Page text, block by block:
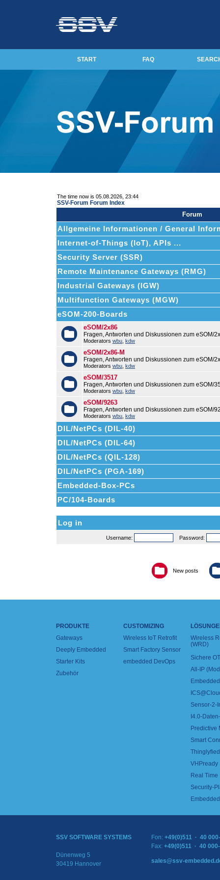
START FAQ
The time now is 05.08.2026, 23:44
SSV-Forum Forum Index
Forum
Allgemeine Informationen / General
Internet-of-Things (IoT), APIs ...
Security Server (SSR)
Remote Maintenance Gateways (RMG)
Industrial Gateways (IGW)
Multifunction Gateways (MGW)
eSOM-200-Boards
eSOM/2x86
Fragen, Antworten und Diskussionen zum eSOM/
Moderators wbu kdw
eSOM/2x86-M
Fragen, Antworten und Diskussionen zum eSOM/
Moderators wbu kdw
eSOM/3517
Fragen, Antworten und Diskussionen zum eSOM/
Moderators wbu kdw
eSOM/9263
Fragen, Antworten und Diskussionen zum eSOM/
Moderators wbu kdw
DIL/NetPCs (DIL-40)
DIL/NetPCs (DIL-64)
DIL/NetPCs (QIL-128)
DIL/NetPCs (PGA-169)
Embedded-Box-PCs
PC/104-Boards
Log in
Username: Password:
New posts
PRODUKTE
Gateways
Deeply Embedded
Starter Kits
Zubehör
CUSTOMIZING
Wireless IoT Retrofit
Smart Factory Sensor
embedded DevOps
Wireless
(WRD)
Sichere
All-IP
Sensor-2-
I4.0-
Predictive
Smart
VHPready
Real
Security-
SSV SOFTWARE SYSTEMS
Dünenweg 5
30419 Hannover
Fon: +49(0)511 · 40
Fax: +49(0)511 · 40
sales@ssv-